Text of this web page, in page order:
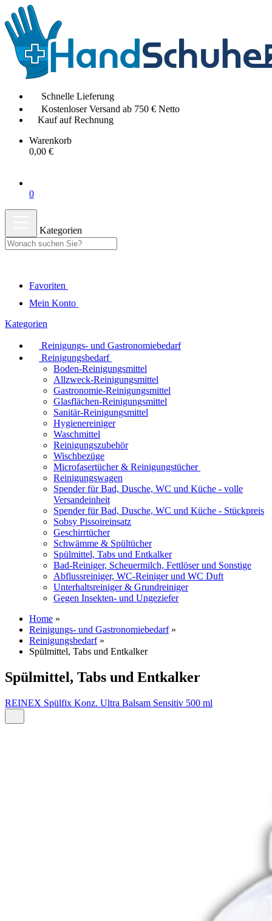
Schnelle Lieferung
Kostenloser Versand ab 750 € Netto
Kauf auf Rechnung
Warenkorb
0,00 €
0
Kategorien
Favoriten
Mein Konto
Kategorien
Reinigungs- und Gastronomiebedarf
Reinigungsbedarf
Boden-Reinigungsmittel
Allzweck-Reinigungsmittel
Gastronomie-Reinigungsmittel
Glasflächen-Reinigungsmittel
Sanitär-Reinigungsmittel
Hygienereiniger
Waschmittel
Reinigungszubehör
Wischbezüge
Microfasertücher & Reinigungstücher
Reinigungswagen
Spender für Bad, Dusche, WC und Küche - volle
Versandeinheit
Spender für Bad, Dusche, WC und Küche - Stückpreis
Sobsy Pissoireinsatz
Geschirrtücher
Schwämme & Spültücher
Spülmittel, Tabs und Entkalker
Bad-Reiniger, Scheuermilch, Fettlöser und Sonstige
Abflussreiniger, WC-Reiniger und WC Duft
Unterhaltsreiniger & Grundreiniger
Gegen Insekten- und Ungeziefer
Home »
Reinigungs- und Gastronomiebedarf »
Reinigungsbedarf »
Spülmittel, Tabs und Entkalker
Spülmittel, Tabs und Entkalker
REINEX Spülfix Konz. Ultra Balsam Sensitiv 500 ml